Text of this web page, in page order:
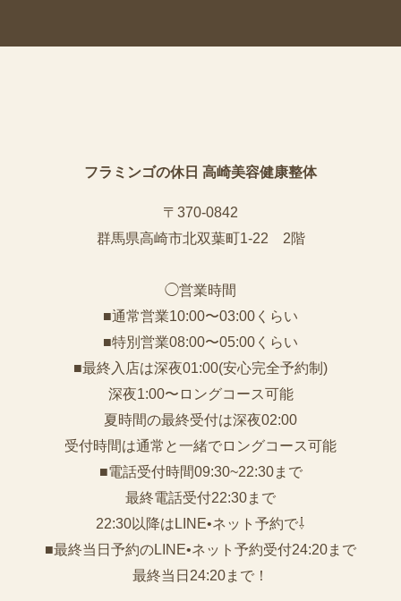
フラミンゴの休日 高崎美容健康整体
〒370-0842
群馬県高崎市北双葉町1-22 2階
◯営業時間
■通常営業10:00〜03:00くらい
■特別営業08:00〜05:00くらい
■最終入店は深夜01:00(安心完全予約制)
深夜1:00〜ロングコース可能
夏時間の最終受付は深夜02:00
受付時間は通常と一緒でロングコース可能
■電話受付時間09:30~22:30まで
️最終電話受付22:30まで
22:30以降はLINE•ネット予約で⇩
■最終当日予約のLINE•ネット予約受付24:20まで
最終当日24:20まで！